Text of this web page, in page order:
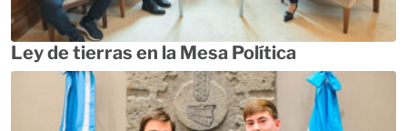
Ley de tierras en la Mesa Política